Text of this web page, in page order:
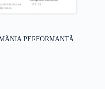
PERFORMANTĂ